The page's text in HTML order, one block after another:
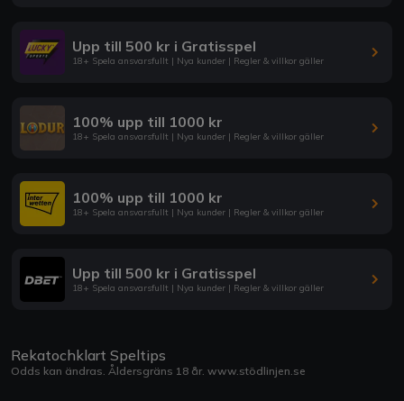
Upp till 500 kr i Gratisspel
18+ Spela ansvarsfullt | Nya kunder | Regler & villkor gäller
100% upp till 1000 kr
18+ Spela ansvarsfullt | Nya kunder | Regler & villkor gäller
100% upp till 1000 kr
18+ Spela ansvarsfullt | Nya kunder | Regler & villkor gäller
Upp till 500 kr i Gratisspel
18+ Spela ansvarsfullt | Nya kunder | Regler & villkor gäller
Rekatochklart Speltips
Odds kan ändras. Åldersgräns 18 år. www.stödlinjen.se